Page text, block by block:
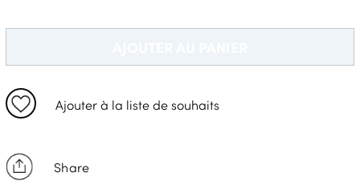
Ajouter à la liste de souhaits
Share
52 Long
56 Standard
58 Long